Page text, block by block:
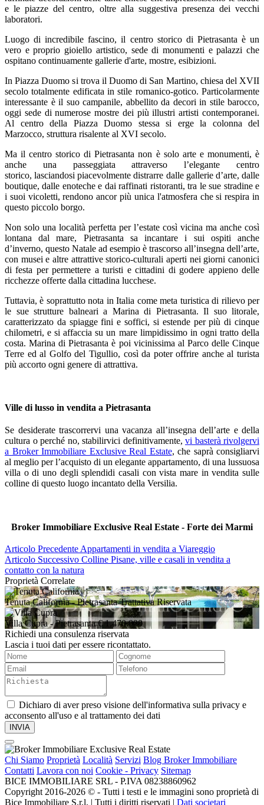
e le piazze del centro, oltre alla suggestiva presenza dei vecchi
laboratori.
Luogo di incredibile fascino, il centro storico di Pietrasanta è un
vero e proprio gioiello artistico, sede di monumenti e palazzi che
ospitano continuamente gallerie d'arte, mostre, esibizioni.
In Piazza Duomo si trova il Duomo di San Martino, chiesa del XVII
secolo totalmente edificata in stile romanico-gotico. Particolarmente
interessante è il suo campanile, abbellito da decori in stile barocco,
oggi sede di numerose mostre dei più illustri artisti contemporanei.
Al centro della Piazza Duomo stessa si erge la colonna del
Marzocco, struttura risalente al XVI secolo.
Ma il centro storico di Pietrasanta non è solo arte e monumenti, è
anche una passeggiata attraverso l’elegante centro
storico, lasciandosi piacevolmente distrarre dalle gallerie d’arte, dalle
boutique, dalle enoteche e dai raffinati ristoranti, tra le sue stradine e
i suoi vicoletti, rendono ancor più unica l'atmosfera che si respira in
questo piccolo borgo.
Non solo una località perfetta per l’estate così vicina ma anche così
lontana dal mare, Pietrasanta sa incantare i sui ospiti anche
d’inverno, questo Natale ad esempio è trascorso all’insegna dell’arte,
con musei e altre attrattive storico-culturali aperti nei giorni canonici
di festa per permettere a turisti e cittadini di godere appieno delle
ricchezze offerte dalla cittadina lucchese.
Tuttavia, è soprattutto nota in Italia come meta turistica di rilievo per
le sue strutture balneari a Marina di Pietrasanta. Il suo litorale,
caratterizzato da spiagge fini e soffici, si estende per più di cinque
chilometri, e si affaccia su un mare limpidissimo in ogni tratto della
costa. Marina di Pietrasanta è poi vicinissima al Parco delle Cinque
Terre ed al Golfo del Tigullio, così da poter offrire anche al turista
più accorto ogni genere di attrattiva.
Ville di lusso in vendita a Pietrasanta
Se desiderate trascorrervi una vacanza all’insegna dell’arte e della
cultura o perché no, stabilirvici definitivamente, vi basterà rivolgervi
a Broker Immobiliare Exclusive Real Estate, che saprà consigliarvi
al meglio per l’acquisto di un elegante appartamento, di una lussuosa
villa o di uno degli splendidi casali con vista mare in vendita sulle
colline di questo luogo incantato della Versilia.
Broker Immobiliare Exclusive Real Estate - Forte dei Marmi
Articolo PrecedenteAppartamenti in vendita a Viareggio
Articolo Successivo Colline Pisane, ville e casali in vendita a
contatto con la natura
Proprietà Correlate
Tenuta California- Pietrasanta Trattativa Riservata
Villa Cupra- Pietrasanta € 1.470.000
Richiedi una consulenza riservata
Lascia i tuoi dati per essere ricontattato.
Dichiaro di aver preso visione dell'informativa sulla privacy e
acconsento all'uso e al trattamento dei dati
Chi Siamo Proprietà Località Servizi Blog Broker Immobiliare
Contatti Lavora con noi Cookie - Privacy Sitemap
BICE IMMOBILIARE SRL - P.IVA 08238860962
Copyright 2016-2026 ©️ - Tutti i testi e le immagini sono proprietà di
Bice Immobiliare S.r.l. | Tutti i diritti riservati | Dati societari